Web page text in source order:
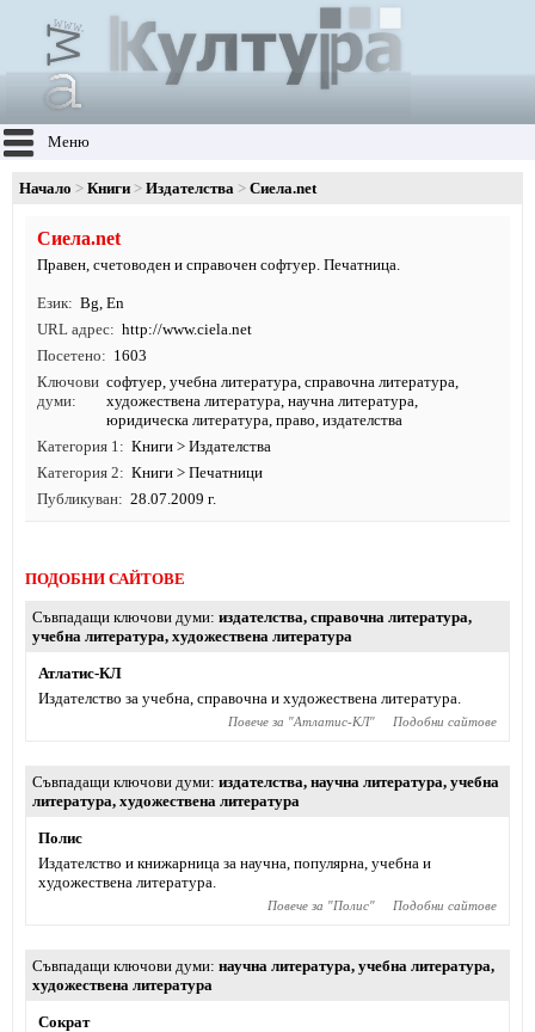
Меню
Начало Книги Издателства Сиела.net
Сиела.net
Правен, счетоводен и справочен софтуер. Печатница.
Език Bg, En
URL адрес
http://www.ciela.net
Посетено
1603
Ключови
думи
софтуер, учебна литература, справочна литература,
художествена литература, научна литература,
юридическа литература, право, издателства
Категория 1
Книги > Издателства
Категория 2
Книги > Печатници
Публикуван
28.07.2009 г.
ПОДОБНИ САЙТОВЕ
Съвпадащи ключови думи издателства, справочна литература,
учебна литература, художествена литература
Атлатис-КЛ
Издателство за учебна, справочна и художествена литература.
Повече за "Атлатис-КЛ" Подобни сайтове
Съвпадащи ключови думи издателства, научна литература, учебна
литература, художествена литература
Полис
Издателство и книжарница за научна, популярна, учебна и
художествена литература.
Повече за "Полис" Подобни сайтове
Съвпадащи ключови думи научна литература, учебна литература,
художествена литература
Сократ